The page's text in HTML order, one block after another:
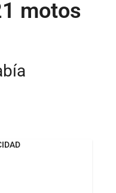
motos